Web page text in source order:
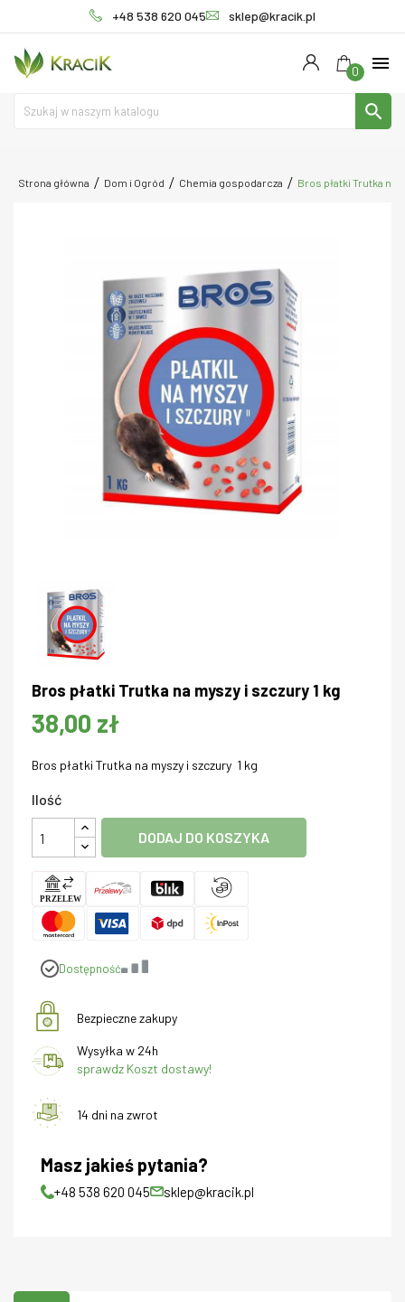
+48 538 620 045 sklep@kracik.pl
0 menu
search
Strona główna Dom i Ogród Chemia gospodarcza Bros płatki Trutka na
Bros płatki Trutka na myszy i szczury 1 kg
38,00 zł
Bros płatki Trutka na myszy i szczury 1 kg
Ilość
DODAJ DO KOSZYKA
Dostępność
Bezpieczne zakupy
Wysyłka w 24h
sprawdz Koszt dostawy!
14 dni na zwrot
Masz jakieś pytania?
+48 538 620 045 sklep@kracik.pl